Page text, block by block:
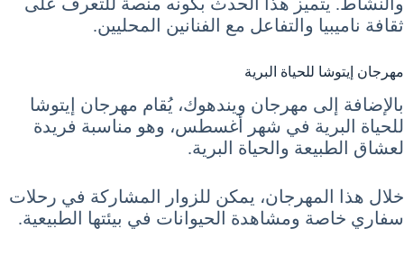
ثقافة ناميبيا والتفاعل مع الفنانين المحليين.
مهرجان إيتوشا للحياة البرية
بالإضافة إلى مهرجان ويندهوك، يُقام مهرجان إيتوشا
للحياة البرية في شهر أغسطس، وهو مناسبة فريدة
لعشاق الطبيعة والحياة البرية.
خلال هذا المهرجان، يمكن للزوار المشاركة في رحلات
سفاري خاصة ومشاهدة الحيوانات في بيئتها الطبيعية.